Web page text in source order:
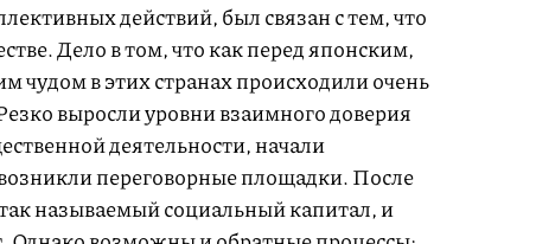
действий, был связан с тем, что
Дело в том, что как перед японским,
чудом в этих странах происходили очень
выросли уровни взаимного доверия
деятельности, начали
переговорные площадки. После
называемый социальный капитал, и